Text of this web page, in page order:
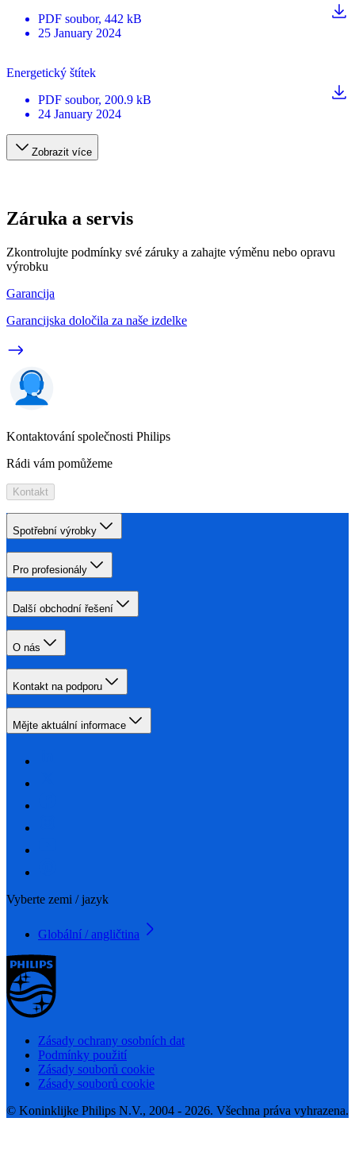
PDF soubor, 442 kB
25 January 2024
Energetický štítek
PDF soubor, 200.9 kB
24 January 2024
Zobrazit více
Záruka a servis
Zkontrolujte podmínky své záruky a zahajte výměnu nebo opravu
výrobku
Garancija
Garancijska določila za naše izdelke
Kontaktování společnosti Philips
Rádi vám pomůžeme
Kontakt
Spotřební výrobky
Pro profesionály
Další obchodní řešení
O nás
Kontakt na podporu
Mějte aktuální informace
Vyberte zemi / jazyk
Globální / angličtina
Zásady ochrany osobních dat
Podmínky použití
Zásady souborů cookie
Zásady souborů cookie
© Koninklijke Philips N.V., 2004 - 2026. Všechna práva vyhrazena.